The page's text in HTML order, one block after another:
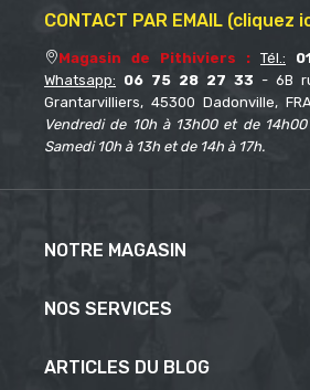
CONTACT PAR EMAIL (cliquez
Magasin de Pithiviers : Tél.:
Whatsapp: 06 75 28 27 33 - 6B
Grantarvilliers, 45300 Dadonville,
Vendredi de 10h à 13h00 et de
Samedi 10h à 13h et de 14h à 17h.
NOTRE MAGASIN
NOS SERVICES
ARTICLES DU BLOG